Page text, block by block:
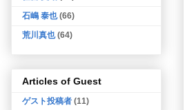
石嶋 泰也 (66)
荒川真也 (64)
Articles of Guest
ゲスト投稿者 (11)